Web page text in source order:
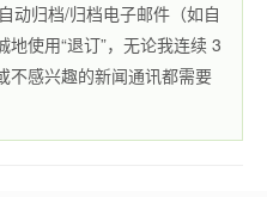
动归档/归档电子邮件（如自
使用“退订”，无论我连续 3
不感兴趣的新闻通讯都需要